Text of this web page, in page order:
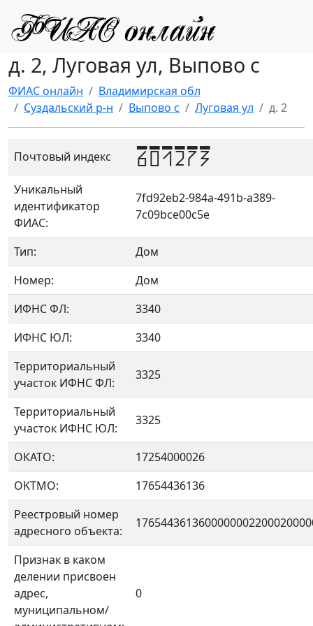
д. 2, Луговая ул, Выпово с
ФИАС онлайн
Владимирская обл
Суздальский р-н
Выпово с Луговая ул д. 2
Почтовый индекс 601273
Уникальный
идентификатор
ФИАС:
7fd92eb2-984a-491b-a389-
7c09bce00c5e
Тип:
Дом
Номер:
Дом
ИФНС ФЛ:
3340
ИФНС ЮЛ:
3340
Территориальный
участок ИФНС ФЛ:
3325
Территориальный
участок ИФНС ЮЛ:
3325
ОКАТО:
17254000026
OKTMO:
17654436136
Реестровый номер
адресного объекта:
Признак в каком
делении присвоен
адрес,
муниципальном/
0